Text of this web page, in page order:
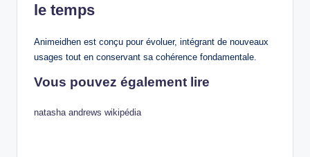
le temps
Animeidhen est conçu pour évoluer, intégrant de nouveaux
usages tout en conservant sa cohérence fondamentale.
Vous pouvez également lire
natasha andrews wikipédia